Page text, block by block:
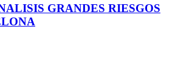
GRANDES RIESGOS